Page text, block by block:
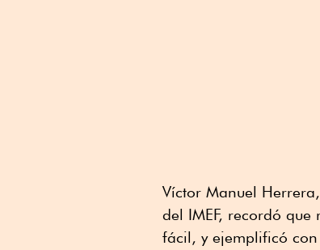
Víctor Manuel
del IMEF, recordó
fácil, y ejemplificó